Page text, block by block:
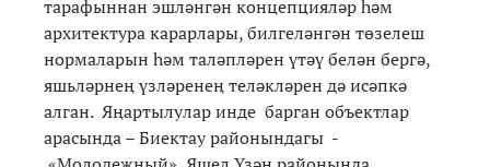
тарафыннан эшләнгән концепцияләр һәм
архитектура карарлары, билгеләнгән төзелеш
нормаларын һәм таләпләрен үтәү белән бергә,
яшьләрнең үзләренең теләкләрен дә исәпкә
алган. Яңартылулар инде барган объектлар
арасында – Биектау районындагы -